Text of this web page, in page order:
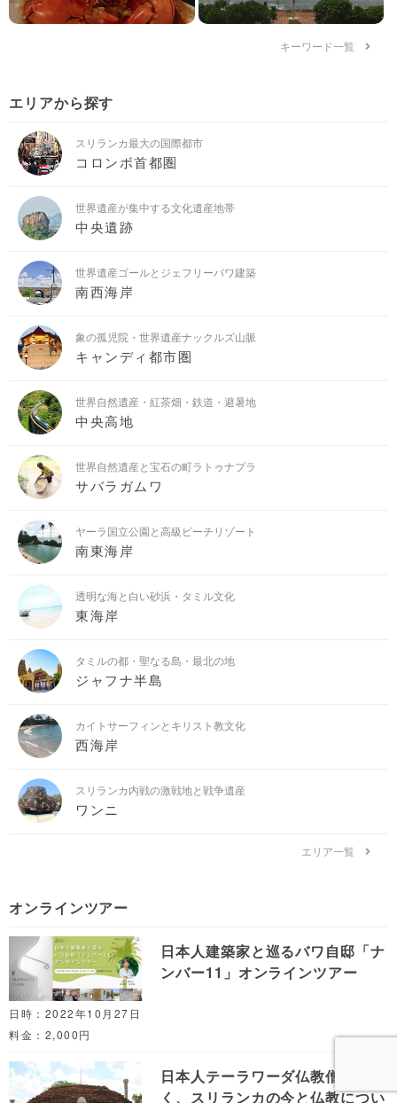
キーワード一覧
エリアから探す
スリランカ最大の国際都市
コロンボ首都圏
世界遺産が集中する文化遺産地帯
中央遺跡
世界遺産ゴールとジェフリーバワ建築
南西海岸
象の孤児院・世界遺産ナックルズ山脈
キャンディ都市圏
世界自然遺産・紅茶畑・鉄道・避暑地
中央高地
世界自然遺産と宝石の町ラトゥナプラ
サバラガムワ
ヤーラ国立公園と高級ビーチリゾート
南東海岸
透明な海と白い砂浜・タミル文化
東海岸
タミルの都・聖なる島・最北の地
ジャフナ半島
カイトサーフィンとキリスト教文化
西海岸
スリランカ内戦の激戦地と戦争遺産
ワンニ
エリア一覧
オンラインツアー
日本人建築家と巡るバワ自邸「ナ
ンバー11」オンラインツアー
日時：2022年10月27日
料金：2,000円
日本人テーラワーダ仏教僧侶に聞
く、スリランカの今と仏教につい